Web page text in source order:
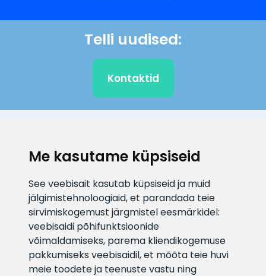
Me kasutame küpsiseid
See veebisait kasutab küpsiseid ja muid
jälgimistehnoloogiaid, et parandada teie
sirvimiskogemust järgmistel eesmärkidel:
veebisaidi põhifunktsioonide
võimaldamiseks, parema kliendikogemuse
pakkumiseks veebisaidil,et mõõta teie huvi
meie toodete ja teenuste vastu ning
Telli uudised:
Kontaktid
info@veefiltrid.ee
Infotelefon
+372 58862212
Vaata tööaegu
Reti tee 11, Peetri, 75312 Harju
maakond, Estonia